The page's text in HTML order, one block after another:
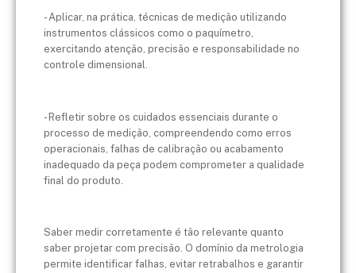
- Aplicar, na prática, técnicas de medição utilizando
instrumentos clássicos como o paquímetro,
exercitando atenção, precisão e responsabilidade no
controle dimensional.
- Refletir sobre os cuidados essenciais durante o
processo de medição, compreendendo como erros
operacionais, falhas de calibração ou acabamento
inadequado da peça podem comprometer a qualidade
final do produto.
Saber medir corretamente é tão relevante quanto
saber projetar com precisão. O domínio da metrologia
permite identificar falhas, evitar retrabalhos e garantir